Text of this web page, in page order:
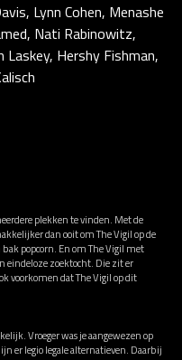
Lynn Cohen, Menashe
Nati Rabinowitz,
Laskey, Hershy Fishman,
plekken te vinden. Met de
dan ooit om The Vigil op de
popcorn. En om The Vigil met
eindeloze zoektocht. Die zit er
voorkomen dat The Vigil op dit
Vroeger was je aangewezen op
er legio legale alternatieven. Daarbij